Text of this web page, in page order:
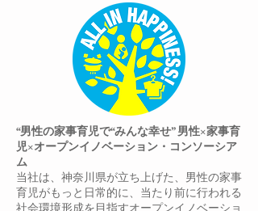
“男性の家事育児で“みんな幸せ” 男性×家事育
児×オープンイノベーション・コンソーシア
ム
当社は、神奈川県が立ち上げた、男性の家事
育児がもっと日常的に、当たり前に行われる
社会環境形成を目指すオープンイノベーショ